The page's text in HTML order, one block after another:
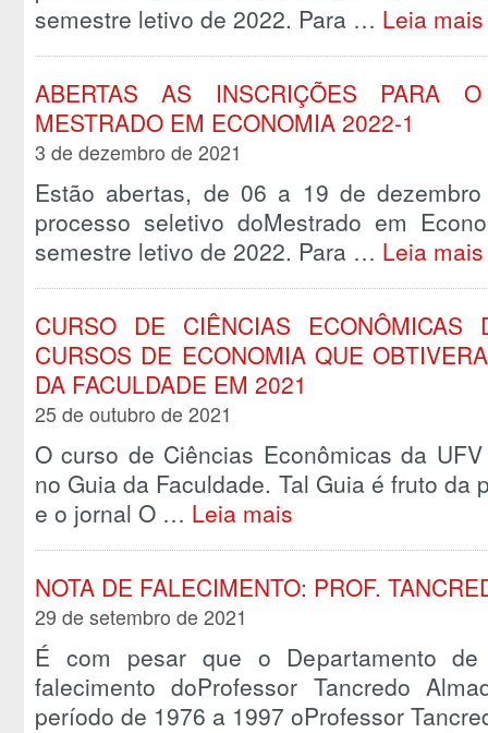
semestre letivo de 2022. Para … Leia mais
ABERTAS AS INSCRIÇÕES PARA
MESTRADO EM ECONOMIA 2022-1
3 de dezembro de 2021
Estão abertas, de 06 a 19 de
processo seletivo doMestrado em
semestre letivo de 2022. Para … Leia mais
CURSO DE CIÊNCIAS
CURSOS DE ECONOMIA QUE
DA FACULDADE EM 2021
25 de outubro de 2021
O curso de Ciências Econômicas da
no Guia da Faculdade. Tal Guia é fruto da
e o jornal O … Leia mais
NOTA DE FALECIMENTO: PROF.
29 de setembro de 2021
É com pesar que o Departamento
falecimento doProfessor Tancredo
período de 1976 a 1997 oProfessor